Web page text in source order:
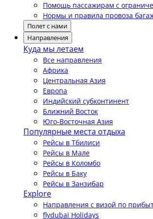
Помощь пассажирам с
Нормы и правила провоза
Полет с нами
Направления
Куда мы летаем
Все направления
Африка
Центральная Азия
Европа
Индийский субконтинент
Ближний Восток
Юго-Восточная Азия
Популярные места отдыха
Рейсы в Тбилиси
Рейсы в Мале
Рейсы в Коломбо
Рейсы в Баку
Рейсы в Занзибар
Explore
Направления с визой по
flydubai Holidays